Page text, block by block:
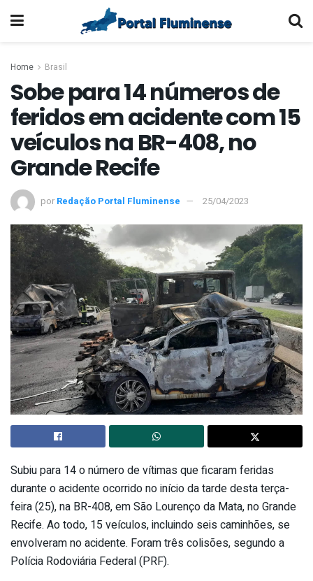
Home Brasil
Sobe para 14 números de
feridos em acidente com 15
veículos na BR-408, no
Grande Recife
por Redação Portal Fluminense 25/04/2023
Subiu para 14 o número de vítimas que ficaram feridas
durante o acidente ocorrido no início da tarde desta terça-
feira (25), na BR-408, em São Lourenço da Mata, no Grande
Recife. Ao todo, 15 veículos, incluindo seis caminhões, se
envolveram no acidente. Foram três colisões, segundo a
Polícia Rodoviária Federal (PRF).